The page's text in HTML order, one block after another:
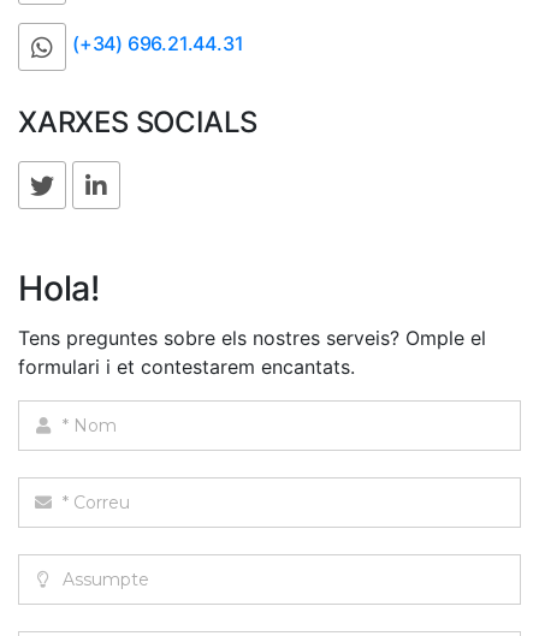
(+34) 696.21.44.31
XARXES SOCIALS
Hola!
Tens preguntes sobre els nostres serveis? Omple el
formulari i et contestarem encantats.